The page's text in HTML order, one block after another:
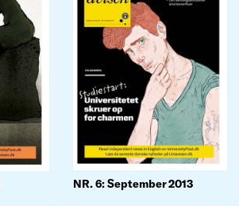
NR. 6: September 2013